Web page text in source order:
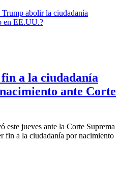
a la ciudadanía
ante Corte
este jueves ante la Corte Suprema
fin a la ciudadanía por nacimiento